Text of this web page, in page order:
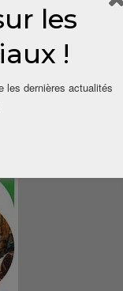
les
!
les dernières actualités